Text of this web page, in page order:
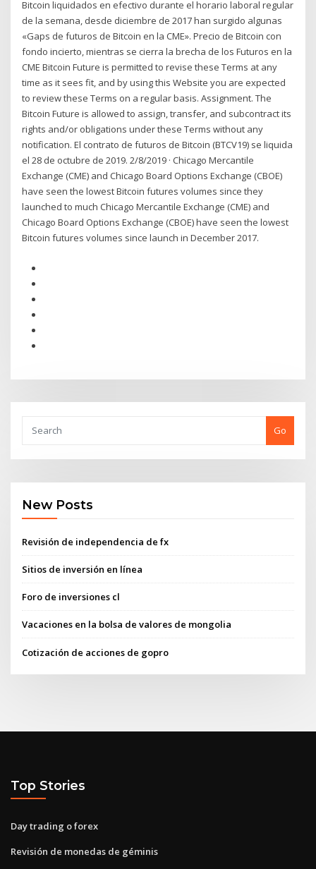
Bitcoin liquidados en efectivo durante el horario laboral regular
de la semana, desde diciembre de 2017 han surgido algunas
«Gaps de futuros de Bitcoin en la CME». Precio de Bitcoin con
fondo incierto, mientras se cierra la brecha de los Futuros en la
CME Bitcoin Future is permitted to revise these Terms at any
time as it sees fit, and by using this Website you are expected
to review these Terms on a regular basis. Assignment. The
Bitcoin Future is allowed to assign, transfer, and subcontract its
rights and/or obligations under these Terms without any
notification. El contrato de futuros de Bitcoin (BTCV19) se liquida
el 28 de octubre de 2019. 2/8/2019 · Chicago Mercantile
Exchange (CME) and Chicago Board Options Exchange (CBOE)
have seen the lowest Bitcoin futures volumes since they
launched to much Chicago Mercantile Exchange (CME) and
Chicago Board Options Exchange (CBOE) have seen the lowest
Bitcoin futures volumes since launch in December 2017.
Go
New Posts
Revisión de independencia de fx
Sitios de inversión en línea
Foro de inversiones cl
Vacaciones en la bolsa de valores de mongolia
Cotización de acciones de gopro
Top Stories
Day trading o forex
Revisión de monedas de géminis